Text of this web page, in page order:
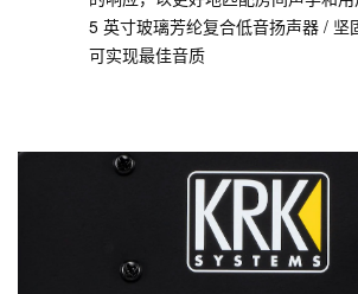
5 英寸玻璃芳纶复合低音扬声器 / 坚
可实现最佳音质